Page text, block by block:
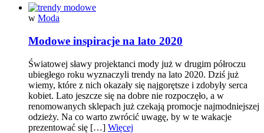
w Moda
Modowe inspiracje na lato 2020
Światowej sławy projektanci mody już w drugim półroczu
ubiegłego roku wyznaczyli trendy na lato 2020. Dziś już
wiemy, które z nich okazały się najgorętsze i zdobyły serca
kobiet. Lato jeszcze się na dobre nie rozpoczęło, a w
renomowanych sklepach już czekają promocje najmodniejszej
odzieży. Na co warto zwrócić uwagę, by w te wakacje
prezentować się […] Więcej